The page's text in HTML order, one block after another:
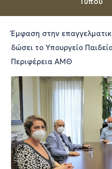
Έμφαση στην
δώσει το Υπουργείο
Περιφέρεια ΑΜΘ